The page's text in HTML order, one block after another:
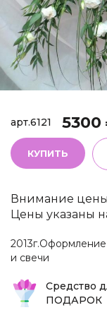
арт.6121 5300
КУПИТЬ
Внимание цены
Цены указаны
и свечи
Средство
ПОДАРОК